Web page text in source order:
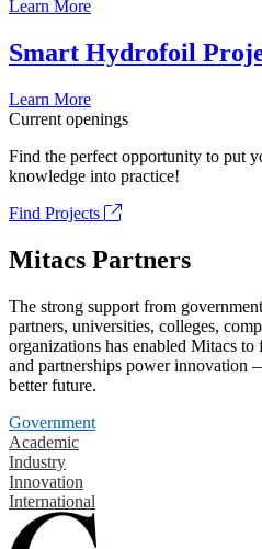
Learn More
Smart Hydrofoil
Learn More
Current openings
Find the perfect opportunity to put
knowledge into practice!
Find Projects
Mitacs Partners
The strong support from
partners, universities, colleges,
organizations has enabled Mitacs
and partnerships power innovation
better future.
Government
Academic
Industry
Innovation
International